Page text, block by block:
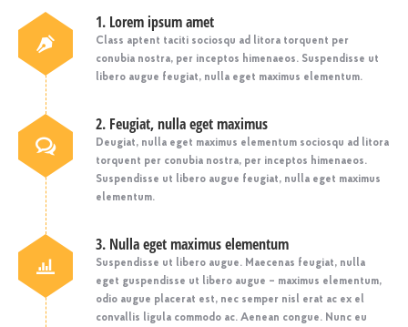
1. Lorem ipsum amet
Class aptent taciti sociosqu ad litora torquent per
conubia nostra, per inceptos himenaeos. Suspendisse ut
libero augue feugiat, nulla eget maximus elementum.
2. Feugiat, nulla eget maximus
Deugiat, nulla eget maximus elementum sociosqu ad litora
torquent per conubia nostra, per inceptos himenaeos.
Suspendisse ut libero augue feugiat, nulla eget maximus
elementum.
3. Nulla eget maximus elementum
Suspendisse ut libero augue. Maecenas feugiat, nulla
eget guspendisse ut libero augue – maximus elementum,
odio augue placerat est, nec semper nisl erat ac ex el
convallis ligula commodo ac. Aenean congue. Nunc eu